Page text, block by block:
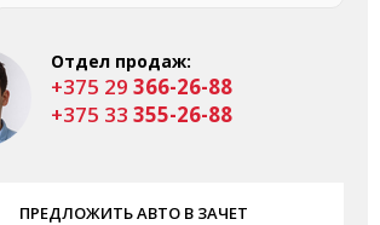
Отдел продаж:
+375 29 366-26-88
+375 33 355-26-88
ПРЕДЛОЖИТЬ АВТО В ЗАЧЕТ